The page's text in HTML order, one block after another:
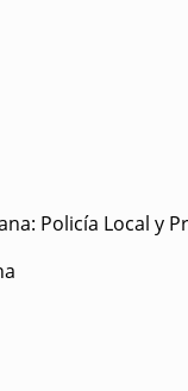
Policía Local y